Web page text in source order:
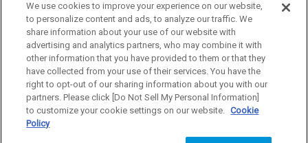
Label License ご利用にあたって
プライバシーポリシー サイトマップ
We use cookies to improve your experience on our website,
to personalize content and ads, to analyze our traffic. We
share information about your use of our website with
advertising and analytics partners, who may combine it with
other information that you have provided to them or that they
have collected from your use of their services. You have the
right to opt-out of our sharing information about you with our
partners. Please click [Do Not Sell My Personal Information]
to customize your cookie settings on our website. Cookie
Policy